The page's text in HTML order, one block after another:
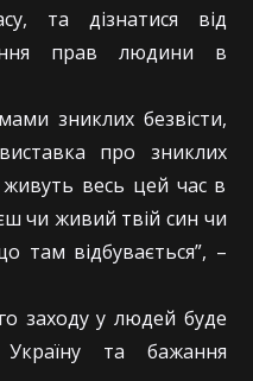
та дізнатися від
прав людини в
зниклих безвісти,
про зниклих
весь цей час в
чи живий твій син чи
там відбувається”, –
заходу у людей буде
та бажання